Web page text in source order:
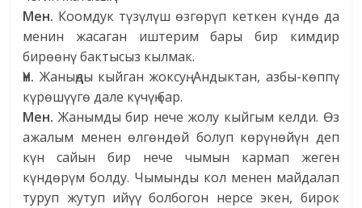
Мен. Коомдук түзүлүш өзгөрүп кеткен күндө да
менин жасаган иштерим бары бир кимдир
бирөөнү бактысыз кылмак.
Үн. Жаныңды кыйган жоксуң. Андыктан, азбы-көппү
күрөшүүгө дале күчүң бар.
Мен. Жанымды бир нече жолу кыйгым келди. Өз
ажалым менен өлгөндөй болуп көрүнөйүн деп
күн сайын бир нече чымын кармап жеген
күндөрүм болду. Чымынды кол менен майдалап
туруп жутуп ийүү болбогон нерсе экен, бирок